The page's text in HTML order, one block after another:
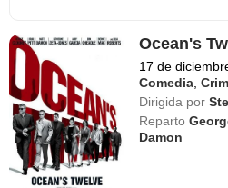
Ocean's
17 de
Comedia,
Dirigida por
Reparto
Damon